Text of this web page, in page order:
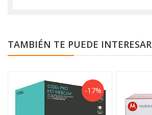
TAMBIÉN TE PUEDE INTERESAR
-17%